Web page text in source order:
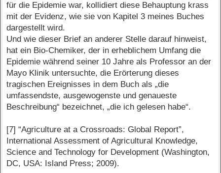
für die Epidemie war, kollidiert diese Behauptung krass
mit der Evidenz, wie sie von Kapitel 3 meines Buches
dargestellt wird.
Und wie dieser Brief an anderer Stelle darauf hinweist,
hat ein Bio-Chemiker, der in erheblichem Umfang die
Epidemie während seiner 10 Jahre als Professor an der
Mayo Klinik untersuchte, die Erörterung dieses
tragischen Ereignisses in dem Buch als „die
umfassendste, ausgewogenste und genaueste
Beschreibung“ bezeichnet, „die ich gelesen habe“.
[7] “Agriculture at a Crossroads: Global Report”,
International Assessment of Agricultural Knowledge,
Science and Technology for Development (Washington,
DC, USA: Island Press; 2009).